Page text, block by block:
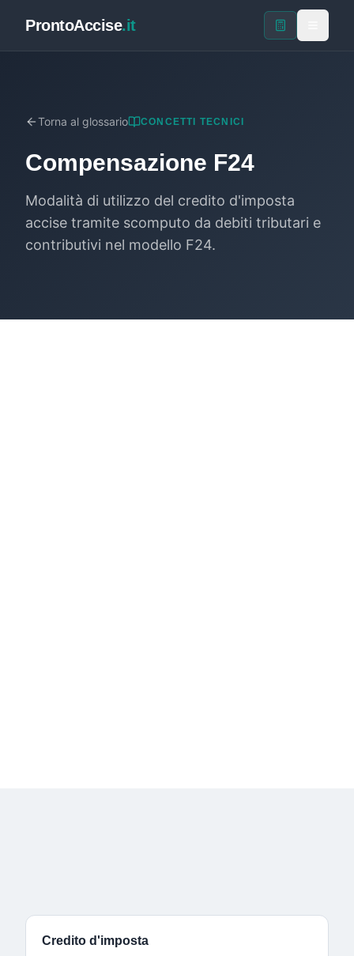
ProntoAccise.it
Torna al glossario CONCETTI TECNICI
Compensazione F24
Modalità di utilizzo del credito d'imposta
accise tramite scomputo da debiti tributari e
contributivi nel modello F24.
Credito d'imposta